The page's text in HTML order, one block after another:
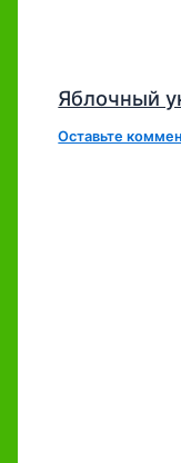
Яблочный
Оставьте